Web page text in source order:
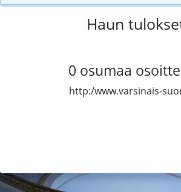
Haun
0 osumaa
http:/www.varsinais-